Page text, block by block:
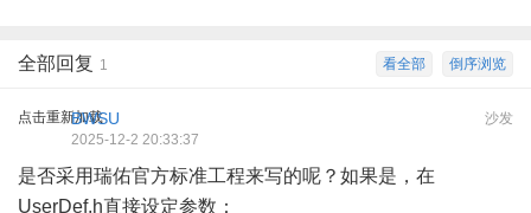
倒序浏览
看全部
全部回复 1
点击重新加载 沙发
BWSU
2025-12-2 20:33:37
是否采用瑞佑官方标准工程来写的呢？如果是，在
UserDef.h直接设定参数：